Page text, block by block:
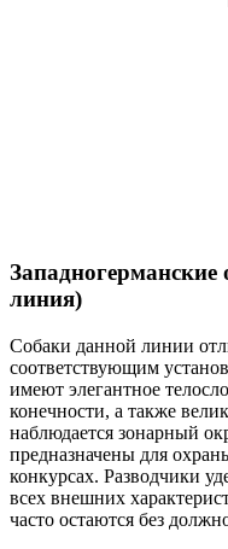
линия)
Собаки данной линии
соответствующим
имеют элегантное
конечности, а также
наблюдается зонарный
предназначены для
конкурсах. Разводчики
всех внешних
часто остаются без